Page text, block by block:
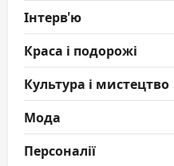
Інтерв'ю
Краса і подорожі
Культура і мистецтво
Мода
Персоналії